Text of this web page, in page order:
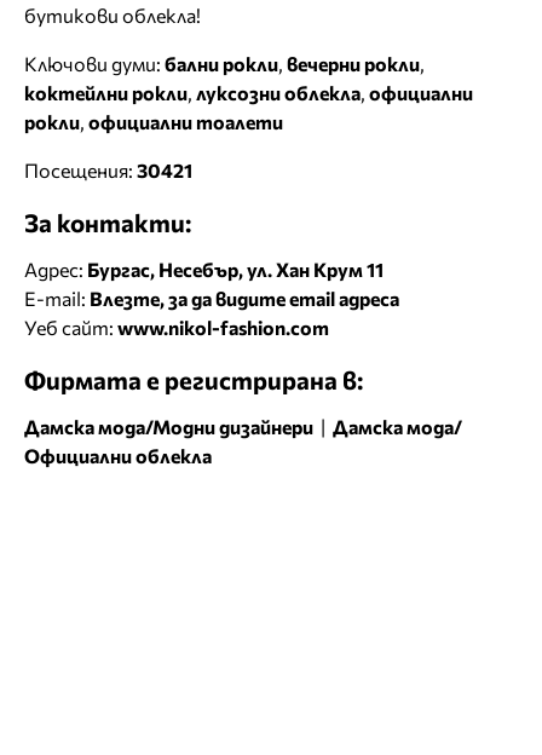
бутикови облекла!
Ключови думи: бални рокли вечерни рокли
коктейлни рокли луксозни облекла официални
рокли официални тоалети
Посещения: 30421
За контакти:
Адрес: Бургас, Несебър, ул. Хан Крум 11
E-mail: Влезте, за да видите email адреса
Уеб сайт: www.nikol-fashion.com
Фирмата е регистрирана в:
Дамска мода/Модни дизайнери | Дамска мода/
Официални облекла